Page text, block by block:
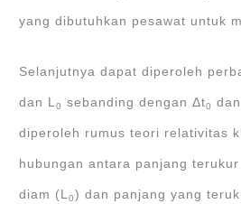
yang dibutuhkan pesawat untuk
Selanjutnya dapat diperoleh
dan L0 sebanding dengan Δt0
diperoleh rumus teori relativitas
hubungan antara panjang
diam (L0) dan panjang yang